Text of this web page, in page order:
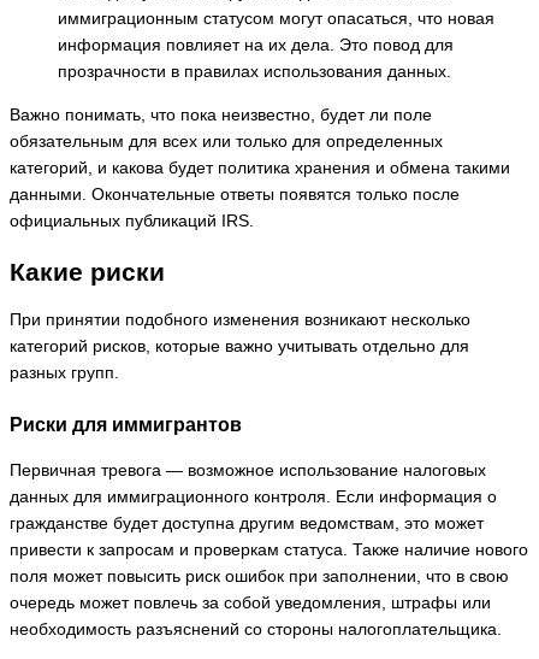
иммиграционным статусом могут опасаться, что новая
информация повлияет на их дела. Это повод для
прозрачности в правилах использования данных.
Важно понимать, что пока неизвестно, будет ли поле
обязательным для всех или только для определенных
категорий, и какова будет политика хранения и обмена такими
данными. Окончательные ответы появятся только после
официальных публикаций IRS.
Какие риски
При принятии подобного изменения возникают несколько
категорий рисков, которые важно учитывать отдельно для
разных групп.
Риски для иммигрантов
Первичная тревога — возможное использование налоговых
данных для иммиграционного контроля. Если информация о
гражданстве будет доступна другим ведомствам, это может
привести к запросам и проверкам статуса. Также наличие нового
поля может повысить риск ошибок при заполнении, что в свою
очередь может повлечь за собой уведомления, штрафы или
необходимость разъяснений со стороны налогоплательщика.